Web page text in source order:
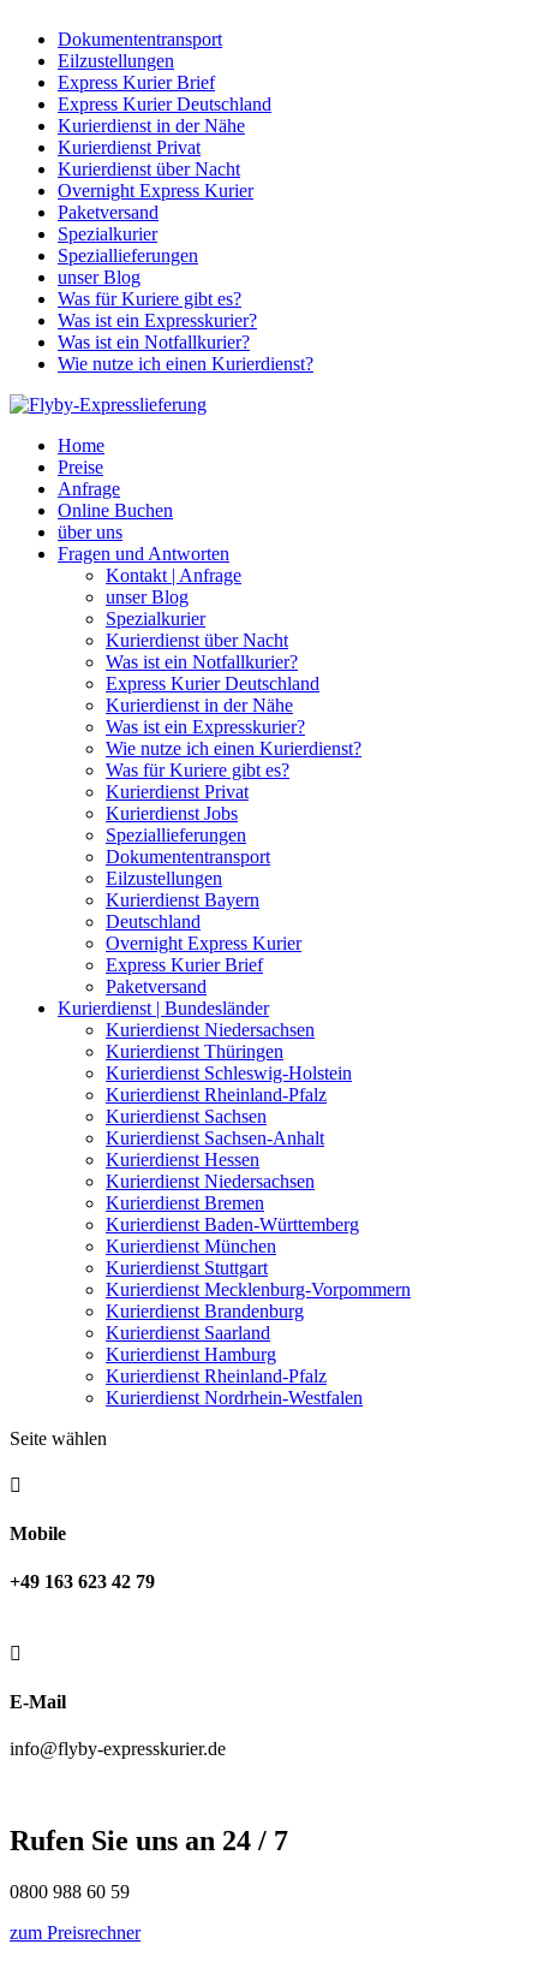
Dokumententransport
Eilzustellungen
Express Kurier Brief
Express Kurier Deutschland
Kurierdienst in der Nähe
Kurierdienst Privat
Kurierdienst über Nacht
Overnight Express Kurier
Paketversand
Spezialkurier
Speziallieferungen
unser Blog
Was für Kuriere gibt es?
Was ist ein Expresskurier?
Was ist ein Notfallkurier?
Wie nutze ich einen Kurierdienst?
Home
Preise
Anfrage
Online Buchen
über uns
Fragen und Antworten
Kontakt | Anfrage
unser Blog
Spezialkurier
Kurierdienst über Nacht
Was ist ein Notfallkurier?
Express Kurier Deutschland
Kurierdienst in der Nähe
Was ist ein Expresskurier?
Wie nutze ich einen Kurierdienst?
Was für Kuriere gibt es?
Kurierdienst Privat
Kurierdienst Jobs
Speziallieferungen
Dokumententransport
Eilzustellungen
Kurierdienst Bayern
Deutschland
Overnight Express Kurier
Express Kurier Brief
Paketversand
Kurierdienst | Bundesländer
Kurierdienst Niedersachsen
Kurierdienst Thüringen
Kurierdienst Schleswig-Holstein
Kurierdienst Rheinland-Pfalz
Kurierdienst Sachsen
Kurierdienst Sachsen-Anhalt
Kurierdienst Hessen
Kurierdienst Niedersachsen
Kurierdienst Bremen
Kurierdienst Baden-Württemberg
Kurierdienst München
Kurierdienst Stuttgart
Kurierdienst Mecklenburg-Vorpommern
Kurierdienst Brandenburg
Kurierdienst Saarland
Kurierdienst Hamburg
Kurierdienst Rheinland-Pfalz
Kurierdienst Nordrhein-Westfalen
Seite wählen

Mobile
+49 163 623 42 79

E-Mail
info@flyby-expresskurier.de
Rufen Sie uns an 24 / 7
0800 988 60 59
zum Preisrechner